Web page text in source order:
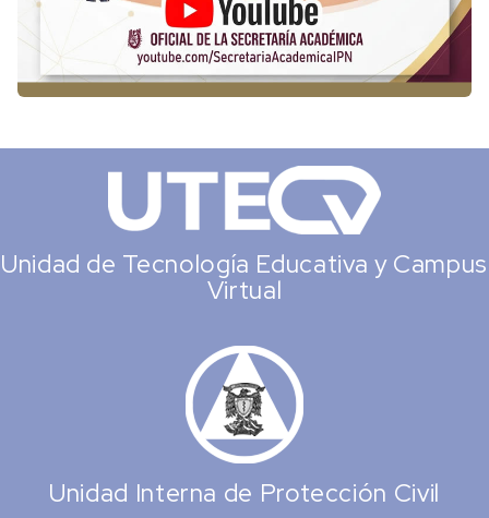
Unidad de Tecnología Educativa y Campus
Virtual
Unidad Interna de Protección Civil